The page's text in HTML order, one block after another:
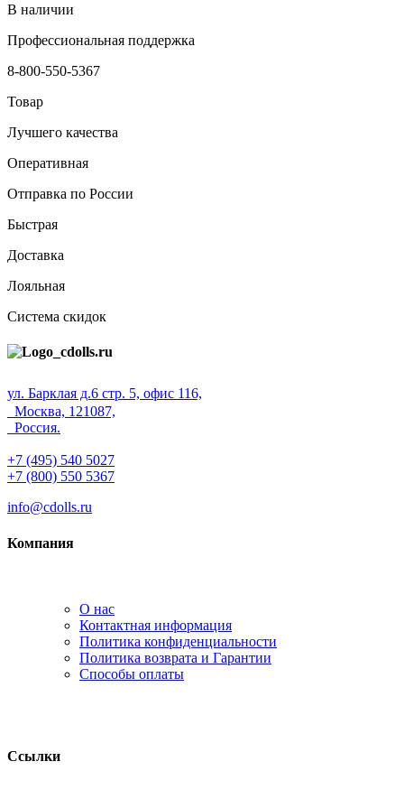
В наличии
Профессиональная поддержка
8-800-550-5367
Товар
Лучшего качества
Оперативная
Отправка по России
Быстрая
Доставка
Лояльная
Система скидок
ул. Барклая д.6 стр. 5, офис 116,
Москва, 121087,
Россия.
+7 (495) 540 5027
+7 (800) 550 5367
info@cdolls.ru
Компания
О нас
Контактная информация
Политика конфиденциальности
Политика возврата и Гарантии
Способы оплаты
Ссылки